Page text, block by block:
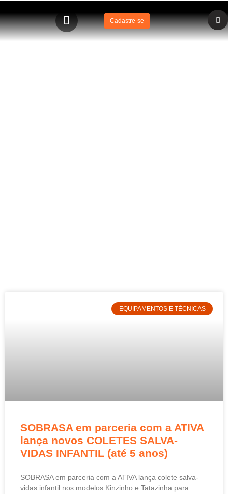
Cadastre-se
EQUIPAMENTOS E TÉCNICAS
SOBRASA em parceria com a ATIVA
lança novos COLETES SALVA-
VIDAS INFANTIL (até 5 anos)
SOBRASA em parceria com a ATIVA lança colete salva-
vidas infantil nos modelos Kinzinho e Tatazinha para